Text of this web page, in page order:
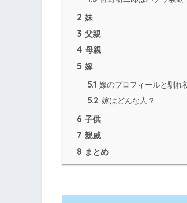
2 妹
3 父親
4 母親
5 嫁
5.1 嫁のプロフィールと馴れ
5.2 嫁はどんな人？
6 子供
7 親戚
8 まとめ